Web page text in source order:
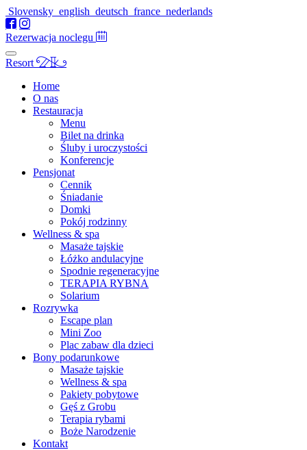
Slovensky english deutsch france nederlands
Rezerwacja noclegu
Resort
Home
O nas
Restauracja
Menu
Bilet na drinka
Śluby i uroczystości
Konferencje
Pensjonat
Cennik
Śniadanie
Domki
Pokój rodzinny
Wellness & spa
Masaże tajskie
Łóżko andulacyjne
Spodnie regeneracyjne
TERAPIA RYBNA
Solarium
Rozrywka
Escape plan
Mini Zoo
Plac zabaw dla dzieci
Bony podarunkowe
Masaże tajskie
Wellness & spa
Pakiety pobytowe
Gęś z Grobu
Terapia rybami
Boże Narodzenie
Kontakt